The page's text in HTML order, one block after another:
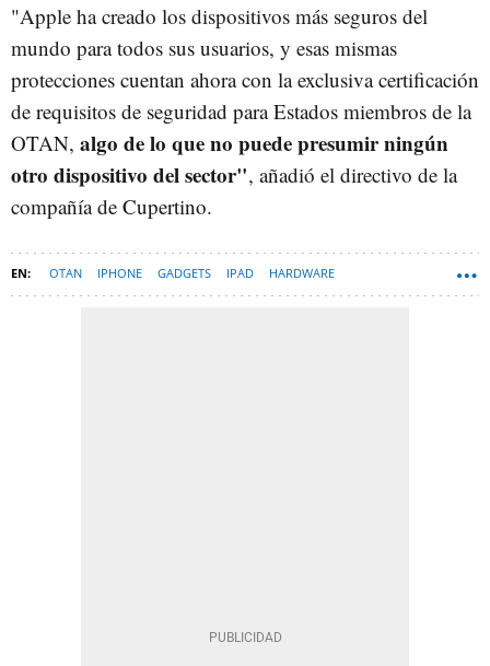
"Apple ha creado los dispositivos más seguros del
mundo para todos sus usuarios, y esas mismas
protecciones cuentan ahora con la exclusiva certificación
de requisitos de seguridad para Estados miembros de la
OTAN, algo de lo que no puede presumir ningún
otro dispositivo del sector", añadió el directivo de la
compañía de Cupertino.
OTAN IPHONE GADGETS IPAD HARDWARE